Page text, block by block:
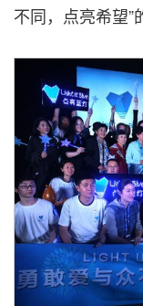
不同，点亮希望”